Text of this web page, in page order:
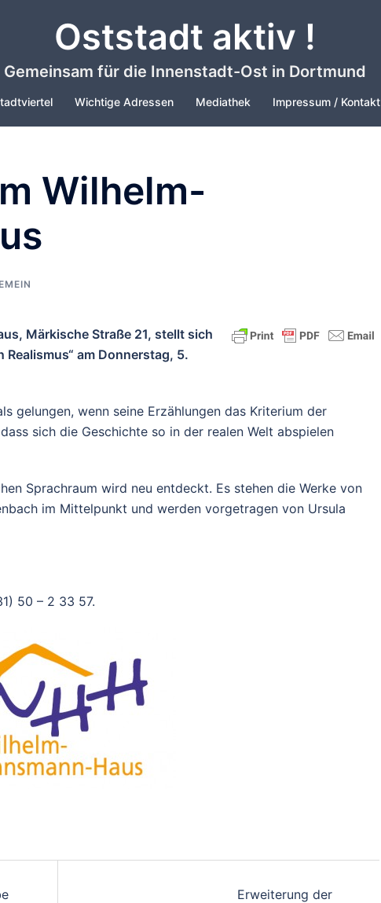
Oststadt aktiv !
Gemeinsam für die Innenstadt-Ost in Dortmund
Wichtige Adressen Mediathek Impressum / Kontakt
Wilhelm-
Märkische Straße 21, stellt sich
am Donnerstag, 5.
gelungen, wenn seine Erzählungen das Kriterium der
sich die Geschichte so in der realen Welt abspielen
Sprachraum wird neu entdeckt. Es stehen die Werke von
im Mittelpunkt und werden vorgetragen von Ursula
50 – 2 33 57.
Erweiterung der